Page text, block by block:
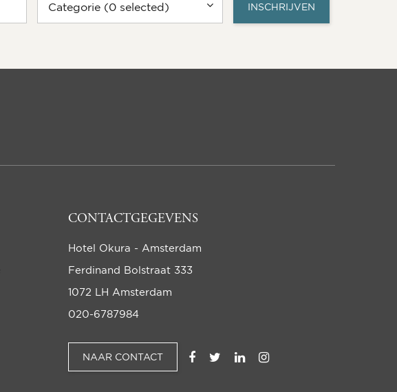
Categorie (0 selected) INSCHRIJVEN
CONTACTGEGEVENS
Hotel Okura - Amsterdam
Ferdinand Bolstraat 333
1072 LH Amsterdam
020-6787984
NAAR CONTACT